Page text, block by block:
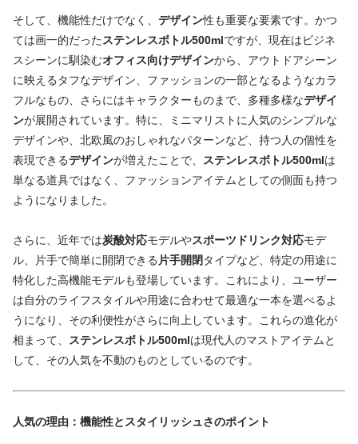
そして、機能性だけでなく、 デザイン性も重要な要素です。かつ
ては画一的だった ステンレスボトル500mlですが、現在はビジネ
スシーンに馴染むオフィス向けデザインから、アウトドアシーン
に映えるタフなデザイン、ファッションの一部となるようなカラ
フルなもの、さらにはキャラクターものまで、多種多様なデザイ
ンが展開されています。特に、ミニマリストに人気のシンプルな
デザインや、北欧風のおしゃれなパターンなど、持つ人の個性を
表現できるデザインが増えたことで、 ステンレスボトル500mlは
単なる道具ではなく、ファッションアイテムとしての側面も持つ
ようになりました。
さらに、近年では炭酸対応モデルやスポーツドリンク対応モデ
ル、片手で簡単に開閉できる 片手開閉 タイプなど、特定の用途に
特化した高機能モデルも登場しています。これにより、ユーザー
は自分のライフスタイルや用途に合わせて最適な一本を選べるよ
うになり、その利便性がさらに向上しています。これらの進化が
相まって、
ステンレスボトル500mlは現代人のマストアイテムと
して、その人気を不動のものとしているのです。
人気の理由：機能性とスタイリッシュさのポイント